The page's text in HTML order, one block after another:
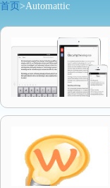
首页 >Automattic